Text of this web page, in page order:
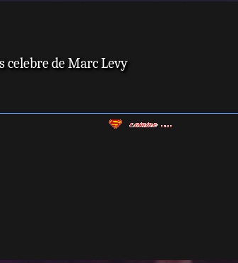
celebre de Marc Levy